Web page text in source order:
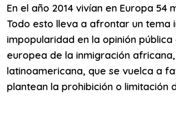
En el año 2014 vivían en Europa 54
Todo esto lleva a afrontar un tema
impopularidad en la opinión
europea de la inmigración
latinoamericana, que se vuelca a
plantean la prohibición o limitación